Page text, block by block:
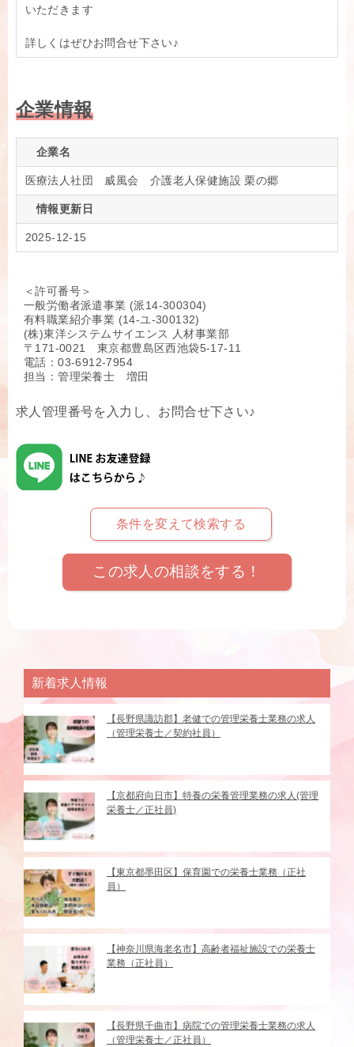
いただきます
詳しくはぜひお問合せ下さい♪
企業情報
企業名
医療法人社団 威風会 介護老人保健施設 栗の郷
情報更新日
2025-12-15
＜許可番号＞
一般労働者派遣事業 (派14-300304)
有料職業紹介事業 (14-ユ-300132)
(株)東洋システムサイエンス 人材事業部
〒171-0021 東京都豊島区西池袋5-17-11
電話：03-6912-7954
担当：管理栄養士 増田
求人管理番号を入力し、お問合せ下さい♪
条件を変えて検索する
この求人の相談をする！
新着求人情報
【長野県諏訪郡】老健での管理栄養士業務の求人
（管理栄養士／契約社員）
【京都府向日市】特養の栄養管理業務の求人(管理
栄養士／正社員)
【東京都墨田区】保育園での栄養士業務（正社
員）
【神奈川県海老名市】高齢者福祉施設での栄養士
業務（正社員）
【長野県千曲市】病院での管理栄養士業務の求人
（管理栄養士／正社員）